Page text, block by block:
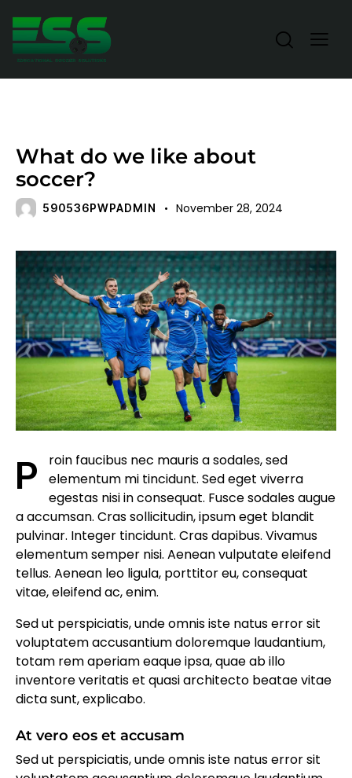
What do we like about
soccer?
590536PWPADMIN November 28, 2024
Proin faucibus nec mauris a sodales, sed
elementum mi tincidunt. Sed eget viverra
egestas nisi in consequat. Fusce sodales augue
a accumsan. Cras sollicitudin, ipsum eget blandit
pulvinar. Integer tincidunt. Cras dapibus. Vivamus
elementum semper nisi. Aenean vulputate eleifend
tellus. Aenean leo ligula, porttitor eu, consequat
vitae, eleifend ac, enim.
Sed ut perspiciatis, unde omnis iste natus error sit
voluptatem accusantium doloremque laudantium,
totam rem aperiam eaque ipsa, quae ab illo
inventore veritatis et quasi architecto beatae vitae
dicta sunt, explicabo.
At vero eos et accusam
Sed ut perspiciatis, unde omnis iste natus error sit